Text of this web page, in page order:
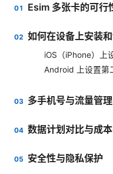
Esim 多张卡的可行
如何在设备上安装
iOS（iPhone）上
Android 上设置第
多手机号与流量管
数据计划对比与成
安全性与隐私保护